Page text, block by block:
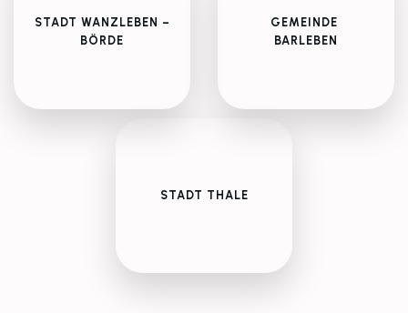
STADT WANZLEBEN –
BÖRDE
GEMEINDE
BARLEBEN
STADT THALE